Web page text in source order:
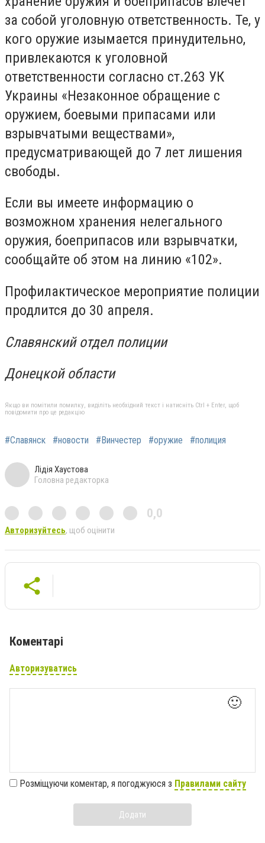
за собой уголовную ответственность. Те, у
кого оружие изымается принудительно,
привлекаются к уголовной
ответственности согласно ст.263 УК
Украины «Незаконное обращение с
оружием, боевыми припасами или
взрывчатыми веществами»,
предусматривающей до 7 лет лишения
свободы.
Если вы имеете информацию о
возможном хранения нелегального
оружия, боеприпасов или взрывчатки,
сообщайте об этом на линию «102».
Профилактическое мероприятие полиции
продлится до 30 апреля.
Славянский отдел полиции
Донецкой области
Якщо ви помітили помилку, виділіть необхідний текст і натисніть Ctrl + Enter, щоб
повідомити про це редакцію
#Славянск #новости #Винчестер #оружие #полиция
Лідія Хаустова
Головна редакторка
0,0
Авторизуйтесь, щоб оцінити
Коментарі
Авторизуватись
🙂
Розміщуючи коментар, я погоджуюся з Правилами сайту
Додати